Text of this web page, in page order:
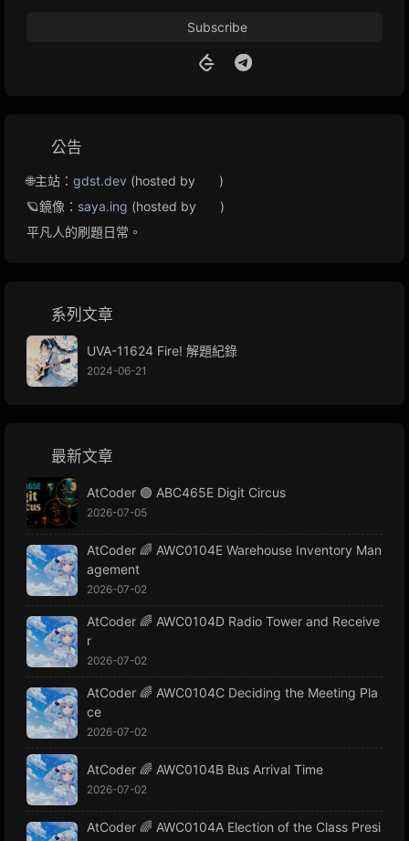
Subscribe
公告
🌐主站： gdst.dev (hosted by
)
🪐鏡像： saya.ing (hosted by
)
平凡人的刷題日常。
系列文章
UVA-11624 Fire! 解題紀錄
2024-06-21
最新文章
AtCoder 🟢 ABC465E Digit Circus
2026-07-05
AtCoder 🌈 AWC0104E Warehouse Inventory Man
agement
2026-07-02
AtCoder 🌈 AWC0104D Radio Tower and Receive
r
2026-07-02
AtCoder 🌈 AWC0104C Deciding the Meeting Pla
ce
2026-07-02
AtCoder 🌈 AWC0104B Bus Arrival Time
2026-07-02
AtCoder 🌈 AWC0104A Election of the Class Presi